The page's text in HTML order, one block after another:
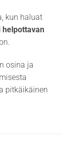
kun haluat
osina ja
pitkäikäinen